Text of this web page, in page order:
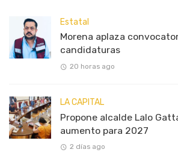
Estatal
Morena aplaza
candidaturas
20 horas ago
LA CAPITAL
Propone alcalde Lalo
aumento para 2027
2 días ago